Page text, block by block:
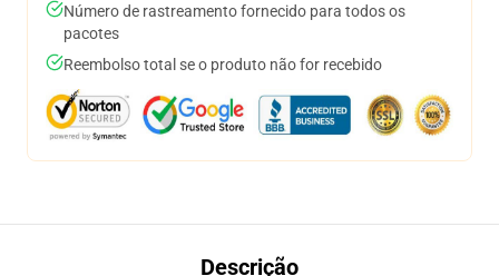
Número de rastreamento fornecido para todos os
pacotes
Reembolso total se o produto não for recebido
Descrição